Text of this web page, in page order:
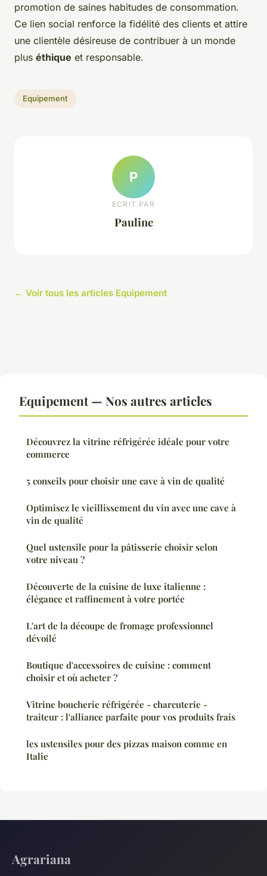
promotion de saines habitudes de consommation.
Ce lien social renforce la fidélité des clients et attire
une clientèle désireuse de contribuer à un monde
plus éthique et responsable.
Equipement
P
ECRIT PAR
Pauline
← Voir tous les articles Equipement
Equipement — Nos autres articles
Découvrez la vitrine réfrigérée idéale pour votre
commerce
5 conseils pour choisir une cave à vin de qualité
Optimisez le vieillissement du vin avec une cave à
vin de qualité
Quel ustensile pour la pâtisserie choisir selon
votre niveau ?
Découverte de la cuisine de luxe italienne :
élégance et raffinement à votre portée
L'art de la découpe de fromage professionnel
dévoilé
Boutique d'accessoires de cuisine : comment
choisir et où acheter ?
Vitrine boucherie réfrigérée - charcuterie -
traiteur : l'alliance parfaite pour vos produits frais
les ustensiles pour des pizzas maison comme en
Italie
Agrariana